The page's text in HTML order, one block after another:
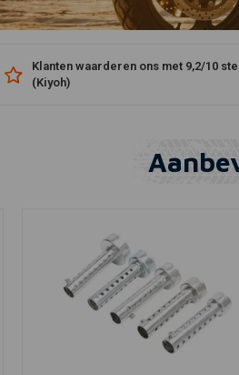
Klanten waarderen ons met 9,2/10
(Kiyoh)